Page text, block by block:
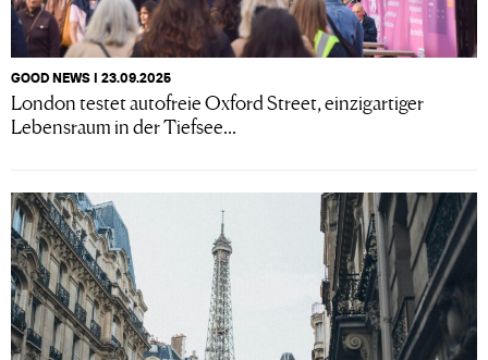
GOOD NEWS I 23.09.2025
London testet autofreie Oxford Street, einzigartiger
Lebensraum in der Tiefsee...